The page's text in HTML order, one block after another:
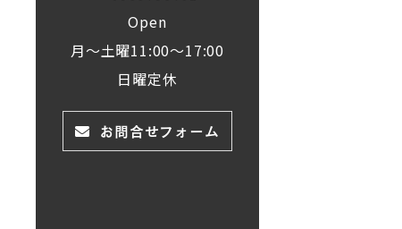
Open
月～土曜11:00～17:00
日曜定休
お問合せフォーム